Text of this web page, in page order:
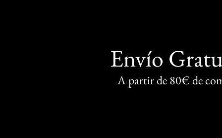
Envío
A partir de 80€ de